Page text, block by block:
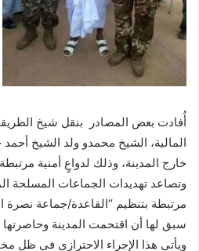
أُفادت بعض المصادر بنقل شيخ
المالية، الشيخ محمدو ولد الشيخ
خارج المدينة، وذلك لدواعٍ أمنية
وتصاعد تهديدات الجماعات المسلحة
مرتبطة بتنظيم “القاعدة/جماعة نصرة
سبق لها أن اقتحمت المدينة
ويأتي هذا الإجراء الاحترازي في ظل